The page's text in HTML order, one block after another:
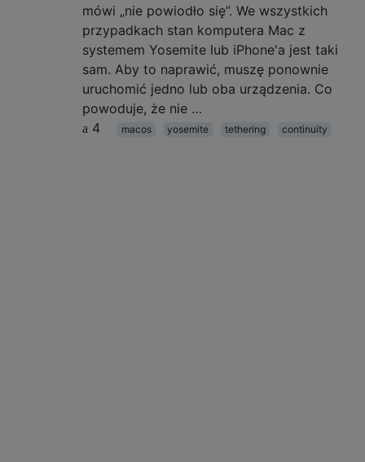
mówi „nie powiodło się”. We wszystkich
przypadkach stan komputera Mac z
systemem Yosemite lub iPhone'a jest taki
sam. Aby to naprawić, muszę ponownie
uruchomić jedno lub oba urządzenia. Co
powoduje, że nie …
4
macos yosemite tethering continuity